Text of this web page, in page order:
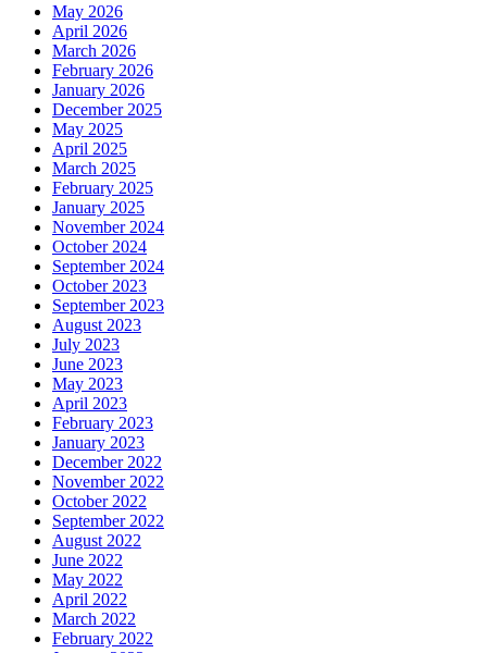
May 2026
April 2026
March 2026
February 2026
January 2026
December 2025
May 2025
April 2025
March 2025
February 2025
January 2025
November 2024
October 2024
September 2024
October 2023
September 2023
August 2023
July 2023
June 2023
May 2023
April 2023
February 2023
January 2023
December 2022
November 2022
October 2022
September 2022
August 2022
June 2022
May 2022
April 2022
March 2022
February 2022